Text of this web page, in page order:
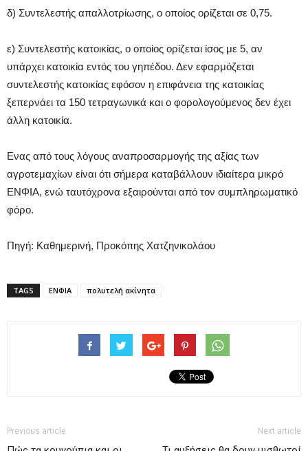
δ) Συντελεστής απαλλοτρίωσης, ο οποίος ορίζεται σε 0,75.
ε) Συντελεστής κατοικίας, ο οποίος ορίζεται ίσος με 5, αν
υπάρχει κατοικία εντός του γηπέδου. Δεν εφαρμόζεται
συντελεστής κατοικίας εφόσον η επιφάνεια της κατοικίας
ξεπερνάει τα 150 τετραγωνικά και ο φορολογούμενος δεν έχει
άλλη κατοικία.
Ενας από τους λόγους αναπροσαρμογής της αξίας των
αγροτεμαχίων είναι ότι σήμερα καταβάλλουν ιδιαίτερα μικρό
ΕΝΦΙΑ, ενώ ταυτόχρονα εξαιρούνται από τον συμπληρωματικό
φόρο.
Πηγή: Καθημερινή, Προκόπης Χατζηνικολάου
TAGS ΕΝΦΙΑ πολυτελή ακίνητα
Previous article Next article